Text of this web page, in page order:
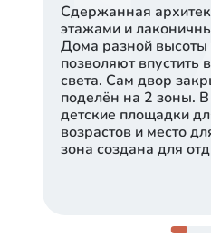
Сдержанная
этажами и
Дома разной высоты
позволяют впустить
света. Сам двор
поделён на 2 зоны.
детские площадки
возрастов и место
зона создана для
До центра 10 минут на